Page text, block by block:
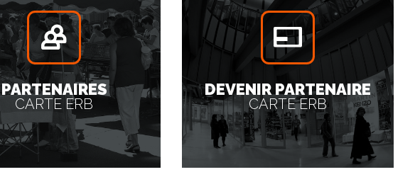
PARTENAIRES
CARTE ERB
DEVENIR PARTENAIRE
CARTE ERB